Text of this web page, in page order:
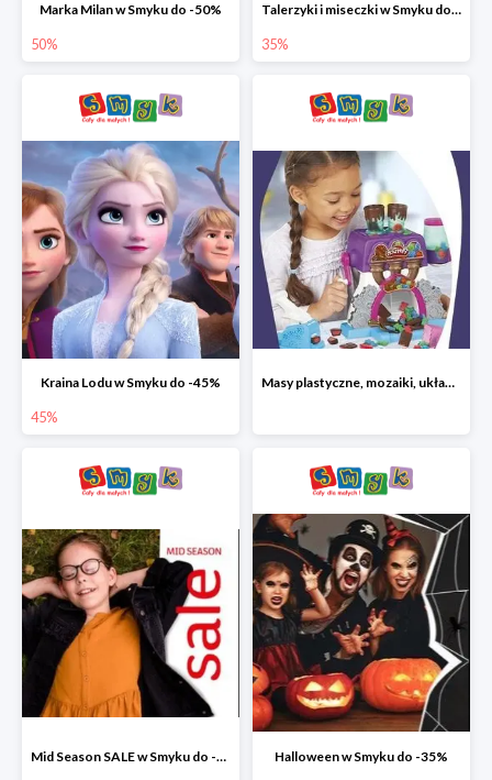
Marka Milan w Smyku do -50%
50%
Talerzyki i miseczki w Smyku do -35%
35%
Kraina Lodu w Smyku do -45%
45%
Masy plastyczne, mozaiki, układanki do -45%
Mid Season SALE w Smyku do -50% Halloween w Smyku do -35%